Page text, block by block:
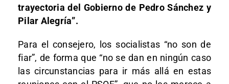
trayectoria del Gobierno de Pedro Sánchez y
Pilar Alegría”.
Para el consejero, los socialistas “no son de
fiar”, de forma que “no se dan en ningún caso
las circunstancias para ir más allá en estas